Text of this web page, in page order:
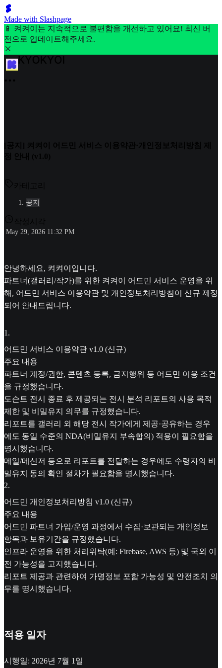
Made with Slashpage
📱 켜켜이는 지속적으로 불편함을 개선하고 있어요! 최신 버
전으로 업데이트해주세요.
[공지] 켜켜이 어드민 서비스 이용약관·개인정보처리방침 제
정 안내 (v1.0)
카테고리
공지
작성시각
May 29, 2026 11:32 PM
안녕하세요, 켜켜이입니다.
파트너(갤러리/작가)를 위한 켜켜이 어드민 서비스 운영을 위
해, 어드민 서비스 이용약관 및 개인정보처리방침이 신규 제정
되어 안내드립니다.
1.
어드민 서비스 이용약관 v1.0 (신규)
주요 내용
파트너 계정/권한, 콘텐츠 등록, 금지행위 등 어드민 이용 조건
을 규정했습니다.
도슨트 전시 종료 후 제공되는 전시 분석 리포트의 사용 목적
제한 및 비밀유지 의무를 규정했습니다.
리포트를 갤러리 외 해당 전시 작가에게 제공·공유하는 경우
에도 동일 수준의 NDA(비밀유지 부속합의) 적용이 필요함을
명시했습니다.
메일/메신저 등으로 리포트를 전달하는 경우에도 수령자의 비
밀유지 동의 확인 절차가 필요함을 명시했습니다.
2.
어드민 개인정보처리방침 v1.0 (신규)
주요 내용
어드민 파트너 가입/운영 과정에서 수집·보관되는 개인정보
항목과 보유기간을 규정했습니다.
인프라 운영을 위한 처리위탁(예: Firebase, AWS 등) 및 국외 이
전 가능성을 고지했습니다.
리포트 제공과 관련하여 가명정보 포함 가능성 및 안전조치 의
무를 명시했습니다.
적용 일자
시행일: 2026년 7월 1일